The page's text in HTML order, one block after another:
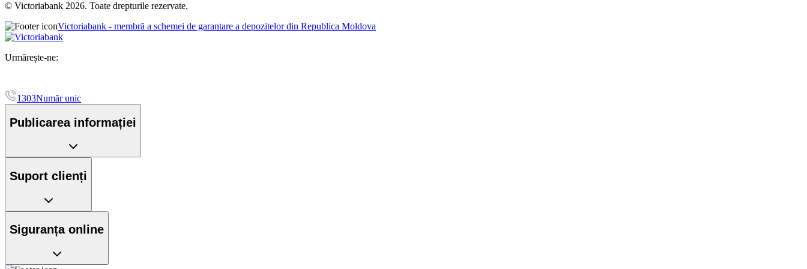
© Victoriabank 2026. Toate drepturile rezervate.
Victoriabank - membră a schemei de garantare a depozitelor din Republica Moldova
Urmărește-ne:
1303Număr unic
Publicarea informației
Suport clienți
Siguranța online